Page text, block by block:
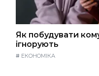
Як побудувати
ігнорують
# ЕКОНОМІКА